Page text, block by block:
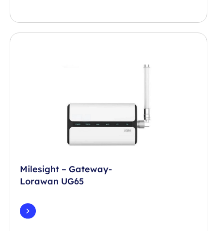
Milesight – Gateway-
Lorawan UG65